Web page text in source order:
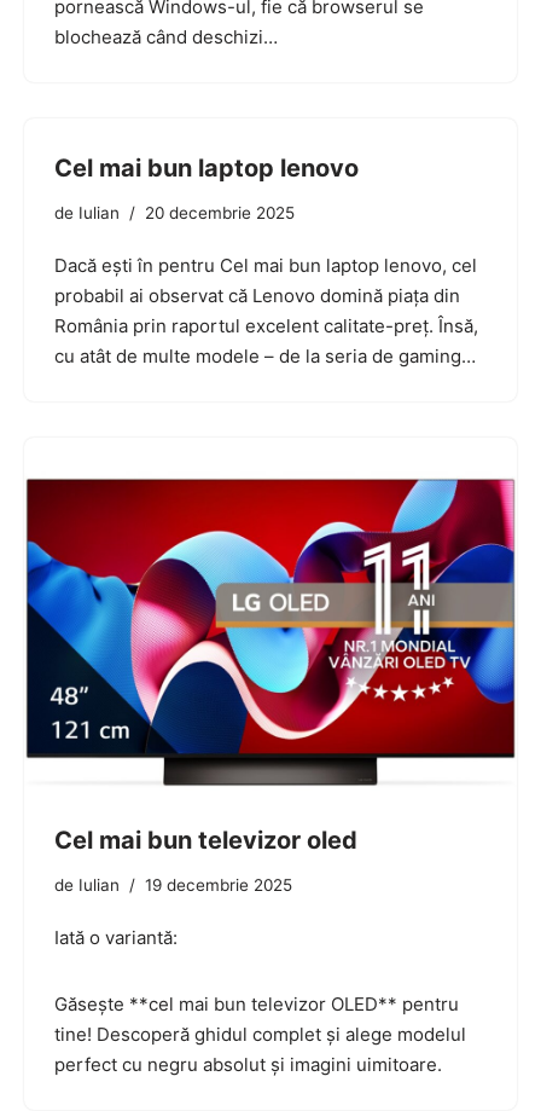
pornească Windows-ul, fie că browserul se
blochează când deschizi…
Cel mai bun laptop lenovo
de Iulian 20 decembrie 2025
Dacă ești în pentru Cel mai bun laptop lenovo, cel
probabil ai observat că Lenovo domină piața din
România prin raportul excelent calitate-preț. Însă,
cu atât de multe modele – de la seria de gaming…
Cel mai bun televizor oled
de Iulian 19 decembrie 2025
Iată o variantă:
Găsește **cel mai bun televizor OLED** pentru
tine! Descoperă ghidul complet și alege modelul
perfect cu negru absolut și imagini uimitoare.